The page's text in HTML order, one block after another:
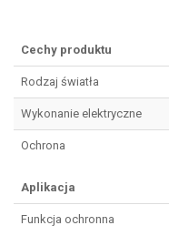
Cechy produktu
Rodzaj światła
Wykonanie elektryczne
Ochrona
Aplikacja
Funkcja ochronna